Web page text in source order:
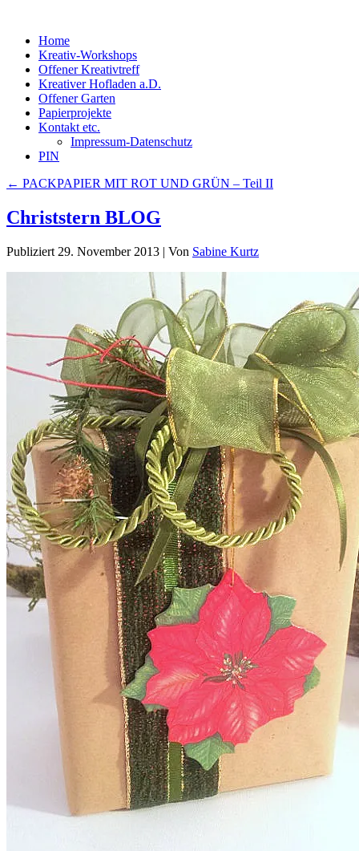
Home
Kreativ-Workshops
Offener Kreativtreff
Kreativer Hofladen a.D.
Offener Garten
Papierprojekte
Kontakt etc.
Impressum-Datenschutz
PIN
← PACKPAPIER MIT ROT UND GRÜN – Teil II
Christstern BLOG
Publiziert 29. November 2013 | Von Sabine Kurtz